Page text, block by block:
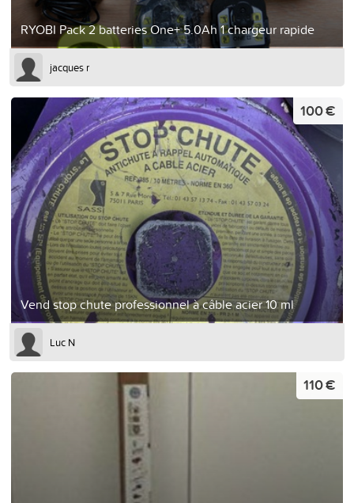
RYOBI Pack 2 batteries One+ 5.0Ah 1 chargeur rapide
jacques r
Vend stop chute professionnel à câble acier 10 ml
100 €
Luc N
110 €